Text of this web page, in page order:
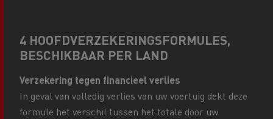
4 HOOFDVERZEKERINGSFORMULES,
BESCHIKBAAR PER LAND
Verzekering tegen financieel verlies
In geval van volledig verlies van uw voertuig dekt deze
formule het verschil tussen het totale door uw